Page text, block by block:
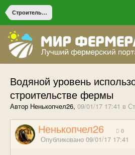
Строительство на ферме
Водяной уровень
строительстве фермы
Автор Ненькопчел26, 09/01/17 17:41 в
Ненькопчел26 0
Опубликовано 09/01/17 17:41